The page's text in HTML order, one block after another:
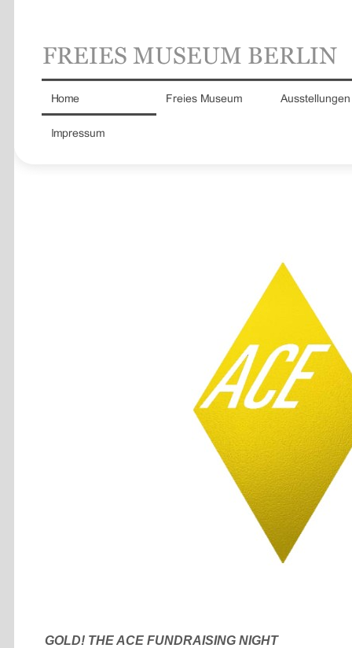
GOLD! THE ACE FUNDRAISING NIGHT